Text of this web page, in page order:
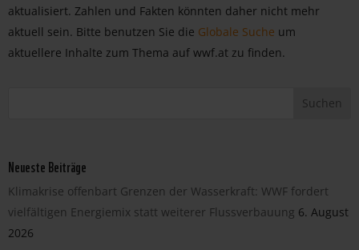
aktualisiert. Zahlen und Fakten könnten daher nicht mehr
aktuell sein. Bitte benutzen Sie die Globale Suche um
aktuellere Inhalte zum Thema auf wwf.at zu finden.
Neueste Beiträge
Klimakrise offenbart Grenzen der Wasserkraft: WWF fordert
vielfältigen Energiemix statt weiterer Flussverbauung 6. August
2026